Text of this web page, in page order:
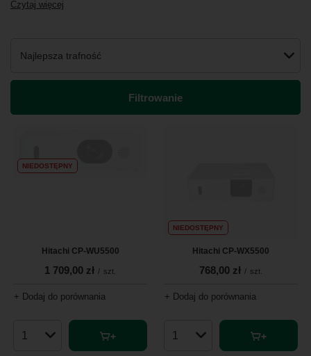
Czytaj więcej
Zmień sortowanie
Najlepsza trafność
Filtrowanie
NIEDOSTĘPNY
Hitachi CP-WU5500
1 709,00 zł / szt.
+ Dodaj do porównania
Ilość produktów
NIEDOSTĘPNY
Hitachi CP-WX5500
768,00 zł / szt.
+ Dodaj do porównania
Ilość produktów